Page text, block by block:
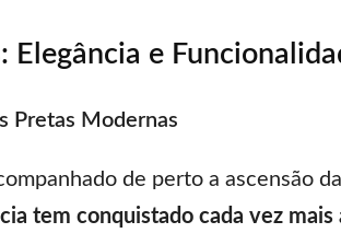
Elegância e
Pretas Modernas
de perto a ascensão
tem conquistado cada vez